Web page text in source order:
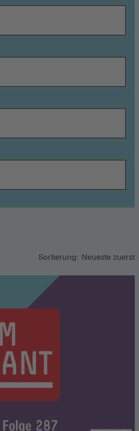
Sortierung: Neueste zuerst